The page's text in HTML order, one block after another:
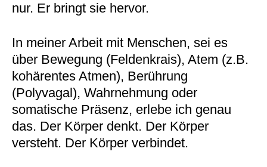
nur. Er bringt sie hervor.
In meiner Arbeit mit Menschen, sei es
über Bewegung (Feldenkrais), Atem (z.B.
kohärentes Atmen), Berührung
(Polyvagal), Wahrnehmung oder
somatische Präsenz, erlebe ich genau
das. Der Körper denkt. Der Körper
versteht. Der Körper verbindet.